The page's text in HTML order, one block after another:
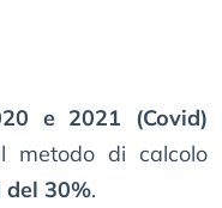
e 2021 (Covid)
metodo di calcolo
30%.